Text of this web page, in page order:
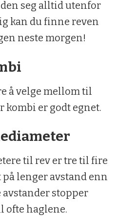
seg alltid utenfor
kan du finne reven
neste morgen!
å velge mellom til
kombi er godt egnet.
til rev er tre til fire
lenger avstand enn
avstander stopper
ofte haglene.